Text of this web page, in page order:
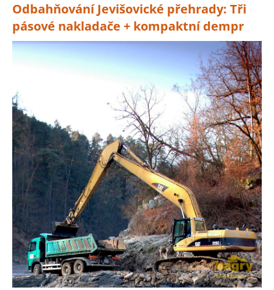
Odbahňování Jevišovické přehrady: Tři
pásové nakladače + kompaktní dempr